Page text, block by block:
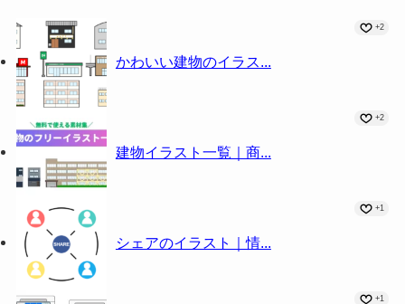
かわいい建物のイラス...
+2
建物イラスト一覧｜商...
+2
シェアのイラスト｜情...
+1
+1